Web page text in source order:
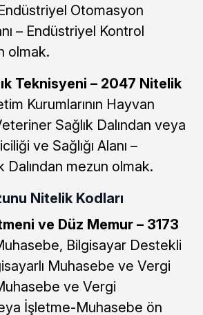
Otomasyon
– Endüstriyel Kontrol
olmak.
Teknisyeni – 2047 Nitelik
Kurumlarının Hayvan
Sağlık Dalından veya
ve Sağlığı Alanı –
Dalından mezun olmak.
Nitelik Kodları
ve Düz Memur – 3173
Bilgisayar Destekli
Muhasebe ve Vergi
ve Vergi
İşletme-Muhasebe ön